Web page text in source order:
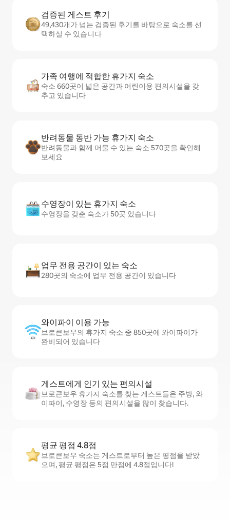
검증된 게스트 후기
49,430개가 넘는 검증된 후기를 바탕으로 숙소를 선
택하실 수 있습니다
가족 여행에 적합한 휴가지 숙소
숙소 660곳이 넓은 공간과 어린이용 편의시설을 갖
추고 있습니다
반려동물 동반 가능 휴가지 숙소
반려동물과 함께 머물 수 있는 숙소 570곳을 확인해
보세요
수영장이 있는 휴가지 숙소
수영장을 갖춘 숙소가 50곳 있습니다
업무 전용 공간이 있는 숙소
280곳의 숙소에 업무 전용 공간이 있습니다
와이파이 이용 가능
브로큰보우의 휴가지 숙소 중 850곳에 와이파이가
완비되어 있습니다
게스트에게 인기 있는 편의시설
브로큰보우 휴가지 숙소를 찾는 게스트들은 주방, 와
이파이, 수영장 등의 편의시설을 많이 찾습니다.
평균 평점 4.8점
브로큰보우 숙소는 게스트로부터 높은 평점을 받았
으며, 평균 평점은 5점 만점에 4.8점입니다!